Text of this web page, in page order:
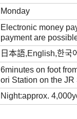
Monday
Electronic money
payment are
日本語,English,한국
6minutes on foot
ori Station on the
Night:approx.